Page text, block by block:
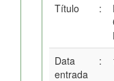
Título :
Data
entrada
: